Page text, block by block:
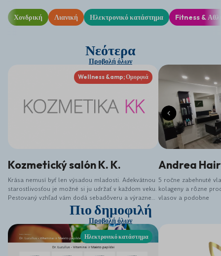
Χονδρική Λιανική Ηλεκτρονικό κατάστημα Fitness &
Νεότερα
Προβολή όλων
Wellness &amp; Ομορφιά
Kozmetický salón K. K.
Krása nemusí byť len výsadou mladosti. Adekvátnou
starostlivosťou je možné si ju udržať v každom veku.
Pestovaný vzhľad vám dodá sebadôveru a výrazne
vám môže pomôcť pri komunikácií v pracovnom i
osobnom živote. Kozmetický salón K. K. nesľubuje
zázraky, ale snaží sa klientom vyjsť v ústrety a
ponúknuť možnosti a ošetrenie, ako dokonale
vyzerať a dobre sa cítiť. Príďte k nám zabudnúť na
svoje starosti, zmeniť svoj vzhľad, relaxovať.
Andrea
5 ročne zabehnuté
kolageny a rôzne
vlasov a podobne
Πιο δημοφιλή
Προβολή όλων
Ηλεκτρονικό κατάστημα